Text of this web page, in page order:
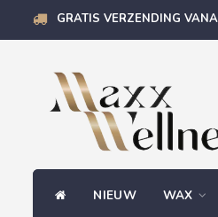
GRATIS VERZENDING
NIEUW WAX